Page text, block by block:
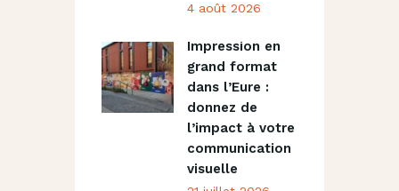
4 août 2026
Impression en
grand format
dans l’Eure :
donnez de
l’impact à votre
communication
visuelle